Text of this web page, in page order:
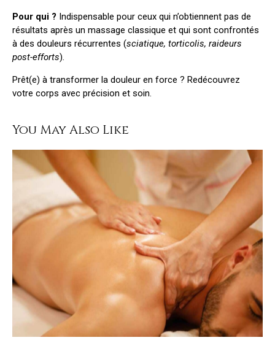
Pour qui ? Indispensable pour ceux qui n’obtiennent pas de
résultats après un massage classique et qui sont confrontés
à des douleurs récurrentes (sciatique, torticolis, raideurs
post-efforts).
Prêt(e) à transformer la douleur en force ? Redécouvrez
votre corps avec précision et soin.
You May Also Like